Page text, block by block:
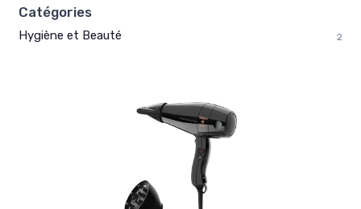
Catégories
Hygiène et Beauté 2